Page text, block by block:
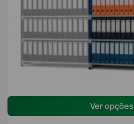
Ver opções